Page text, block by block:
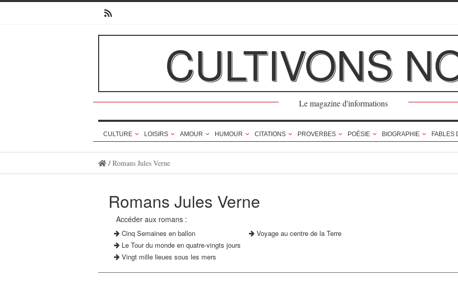
CULTIVONS
Le magazine d'informations
CULTURE LOISIRS AMOUR HUMOUR CITATIONS PROVERBES POÉSIE BIOGRAPHIE FABLES
/ Romans Jules Verne
Romans Jules Verne
Accéder aux romans :
Cinq Semaines en ballon
Le Tour du monde en quatre-vingts jours
Vingt mille lieues sous les mers
Voyage au centre de la Terre